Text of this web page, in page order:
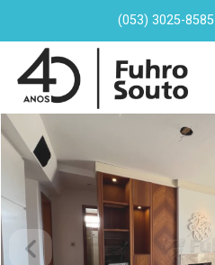
(053) 3025-8585